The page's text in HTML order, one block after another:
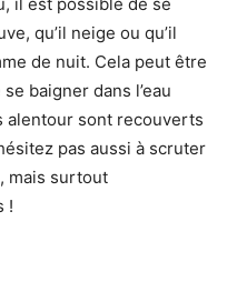
qu’il neige ou qu’il
de nuit. Cela peut être
baigner dans l’eau
alentour sont recouverts
pas aussi à scruter
mais surtout
!